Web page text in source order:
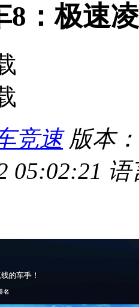
8：极速
竞速 版本
05:02:21 语